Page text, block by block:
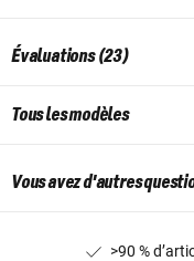
Évaluations (23)
Tous les modèles
Vous avez d'autres
>90 %